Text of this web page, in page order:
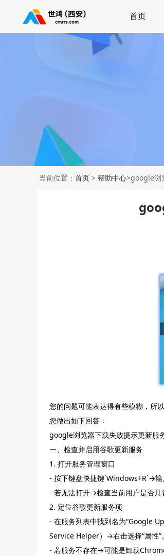
首页
当前位置： 首页 > 帮助中心>google浏
您的问题可能表达得有些模糊，所
您做出如下回答：
google浏览器下载失败提示更新服
一、检查并启用谷歌更新服务
1. 打开服务管理窗口
- 按下键盘快捷键`Windows+R`→输
- 若无法打开→检查当前用户是否具
2. 定位谷歌更新服务项
- 在服务列表中找到名为“Google
Service Helper）→右击选择“属性”。
- 若服务不存在→可能是卸载